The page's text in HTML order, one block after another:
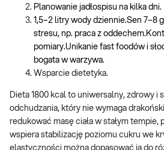
Planowanie jadłospisu na kilka dni.
1,5–2 litry wody dziennie.Sen 7–8
stresu, np. praca z
pomiary.Unikanie fast foodów i
bogata w warzywa.
Wsparcie dietetyka.
Dieta 1800 kcal to uniwersalny, zdrowy i
odchudzania, który nie wymaga
redukować masę ciała w stałym tempie,
wspiera stabilizację poziomu cukru we
elastyczności można dopasować ją do